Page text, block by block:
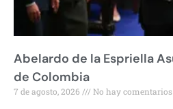
Abelardo de la Espriella
de Colombia
7 de agosto, 2026 No hay comentarios